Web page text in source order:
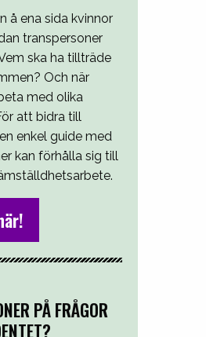
å ena sida kvinnor
transpersoner
ska ha tillträde
Och när
med olika
att bidra till
enkel guide med
kan förhålla sig till
PÅ FRÅGOR